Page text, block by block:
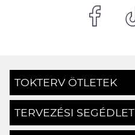
TOKTERV ÖTLETEK
TERVEZÉSI SEGÉDLET